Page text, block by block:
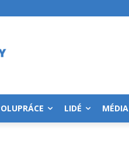
LIDÉ MÉDIA